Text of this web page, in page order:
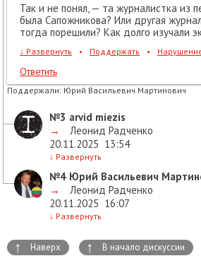
Так и не понял, — та журналистка из
была Сапожникова? Или другая
тогда порешили? Как долго изучали
↓ Развернуть • Поддержать •
Ответить
Поддержали: Юрий Васильевич Мартинович
№3 arvid miezis
→
Леонид Радченко
20.11.2025 13:54
↓ Развернуть
№4 Юрий Васильевич
→
Леонид Радченко
20.11.2025 16:07
↓ Развернуть
↑ Наверх ↑ В начало дискуссии